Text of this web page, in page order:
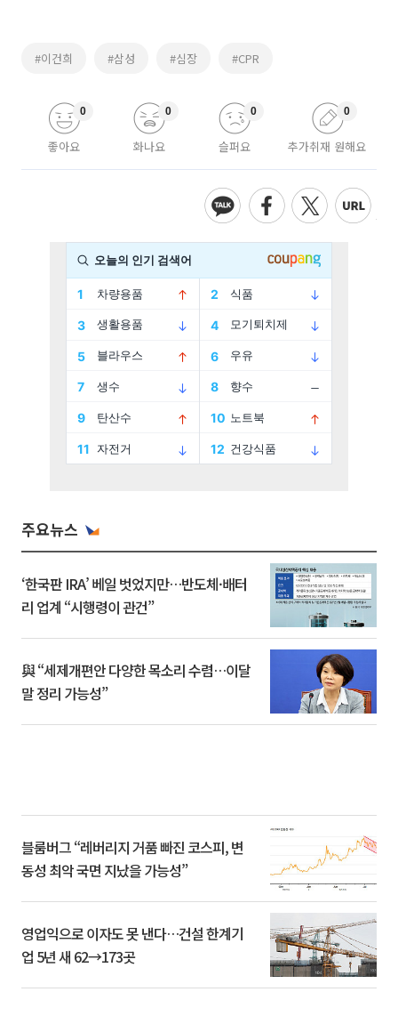
#이건희 #삼성 #심장 #CPR
좋아요
0
화나요
0
슬퍼요
0
추가취재 원해요
0
주요뉴스
‘한국판 IRA’ 베일 벗었지만…반도체·배터
리 업계 “시행령이 관건”
與 “세제개편안 다양한 목소리 수렴…이달
말 정리 가능성”
블룸버그 “레버리지 거품 빠진 코스피, 변
동성 최악 국면 지났을 가능성”
영업익으로 이자도 못 낸다…건설 한계기
업 5년 새 62→173곳